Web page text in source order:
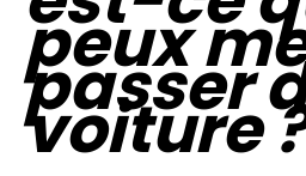
peux
passer
voiture